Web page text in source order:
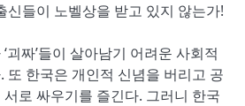
신들이 노벨상을 받고 있지 않는가!
괴짜’들이 살아남기 어려운 사회적
또 한국은 개인적 신념을 버리고 공
로 싸우기를 즐긴다. 그러니 한국